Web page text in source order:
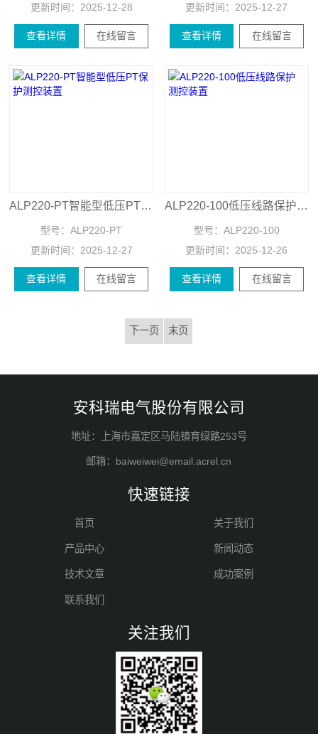
更新时间： 2025-12-28
查看详情 在线留言
更新时间： 2025-12-27
查看详情 在线留言
ALP220-PT智能型低压PT保护测控装置
型号： ALP220-PT
更新时间： 2025-12-27
查看详情 在线留言
ALP220-100低压线路保护测控装置
型号： ALP220-100
更新时间： 2025-12-26
查看详情 在线留言
下一页 末页
安科瑞电气股份有限公司
地址：上海市嘉定区马陆镇育绿路253号
邮箱：baiweiwei@email.acrel.cn
快速链接
首页 关于我们
产品中心 新闻动态
技术文章 成功案例
联系我们
关注我们